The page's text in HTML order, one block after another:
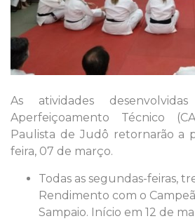
As atividades
Aperfeiçoamento Técnico
Paulista de Judô retornarão a
feira, 07 de março.
Todas as segundas-feiras,
Rendimento com o
Sampaio. Início em 12 de